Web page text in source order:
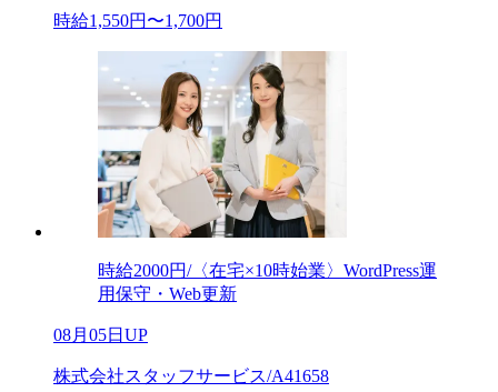
時給1,550円〜1,700円
時給2000円/〈在宅×10時始業〉WordPress運
用保守・Web更新
08月05日UP
株式会社スタッフサービス/A41658